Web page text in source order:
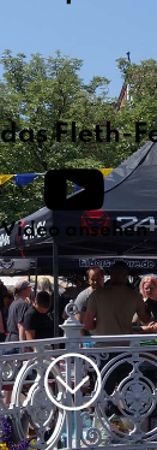
Fleth-
Video ansehen